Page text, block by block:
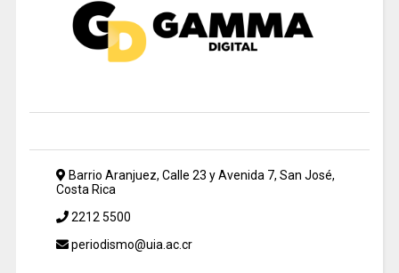
Barrio Aranjuez, Calle 23 y Avenida 7, San José,
Costa Rica
2212 5500
periodismo@uia.ac.cr